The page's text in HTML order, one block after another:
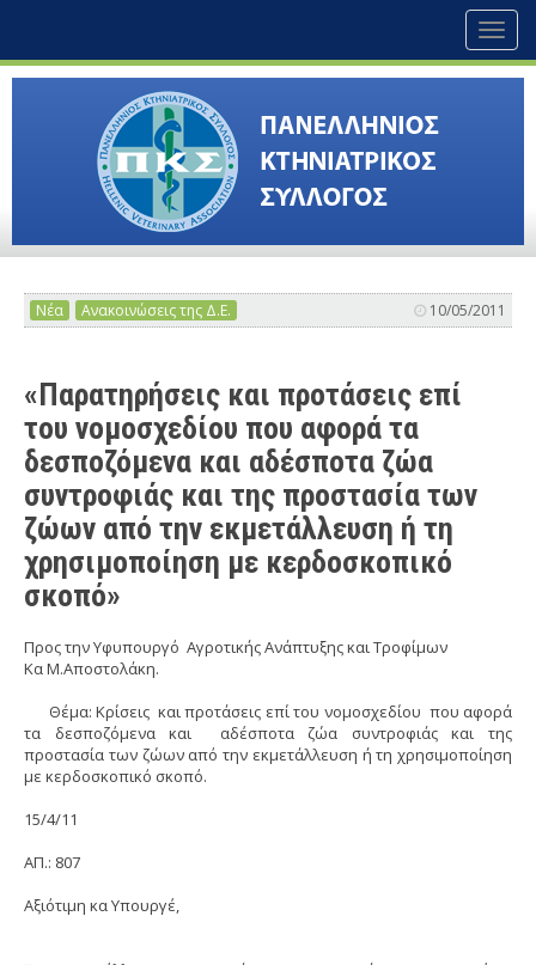
Νέα Ανακοινώσεις της Δ.Ε. 10/05/2011
«Παρατηρήσεις και προτάσεις επί
του νομοσχεδίου που αφορά τα
δεσποζόμενα και αδέσποτα ζώα
συντροφιάς και της προστασία των
ζώων από την εκμετάλλευση ή τη
χρησιμοποίηση με κερδοσκοπικό
σκοπό»
Προς την Υφυπουργό Αγροτικής Ανάπτυξης και Τροφίμων
Κα Μ.Αποστολάκη.
Θέμα: Κρίσεις και προτάσεις επί του νομοσχεδίου που αφορά
τα δεσποζόμενα και αδέσποτα ζώα συντροφιάς και της
προστασία των ζώων από την εκμετάλλευση ή τη χρησιμοποίηση
με κερδοσκοπικό σκοπό.
15/4/11
ΑΠ.: 807
Αξιότιμη κα Υπουργέ,